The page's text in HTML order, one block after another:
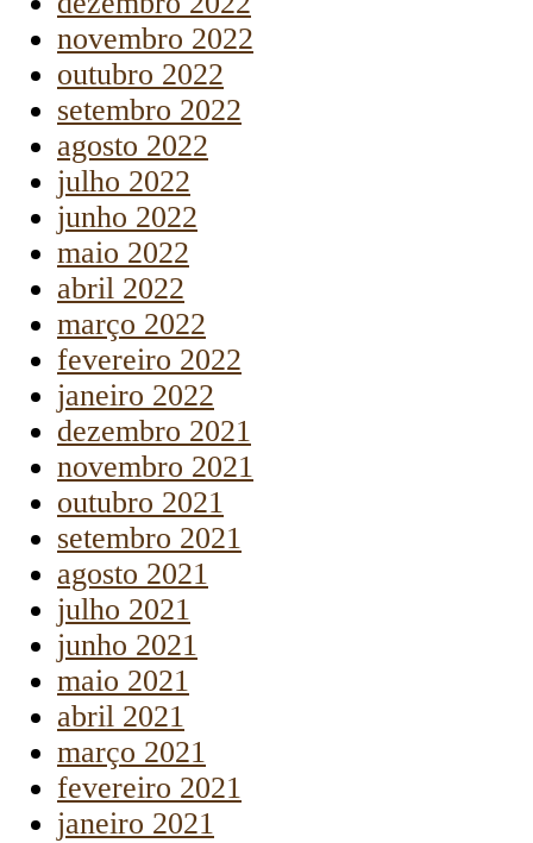
novembro 2022
outubro 2022
setembro 2022
agosto 2022
julho 2022
junho 2022
maio 2022
abril 2022
março 2022
fevereiro 2022
janeiro 2022
dezembro 2021
novembro 2021
outubro 2021
setembro 2021
agosto 2021
julho 2021
junho 2021
maio 2021
abril 2021
março 2021
fevereiro 2021
janeiro 2021